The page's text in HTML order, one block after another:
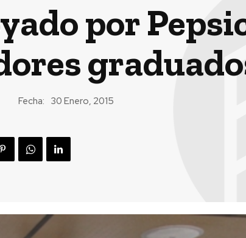
por
Fecha: 30 Enero, 2015